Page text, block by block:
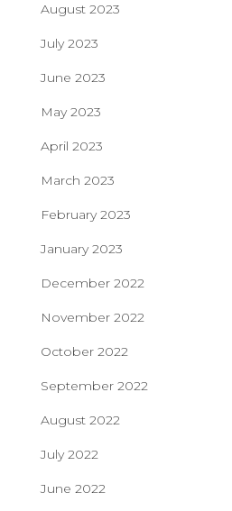
August 2023
July 2023
June 2023
May 2023
April 2023
March 2023
February 2023
January 2023
December 2022
November 2022
October 2022
September 2022
August 2022
July 2022
June 2022